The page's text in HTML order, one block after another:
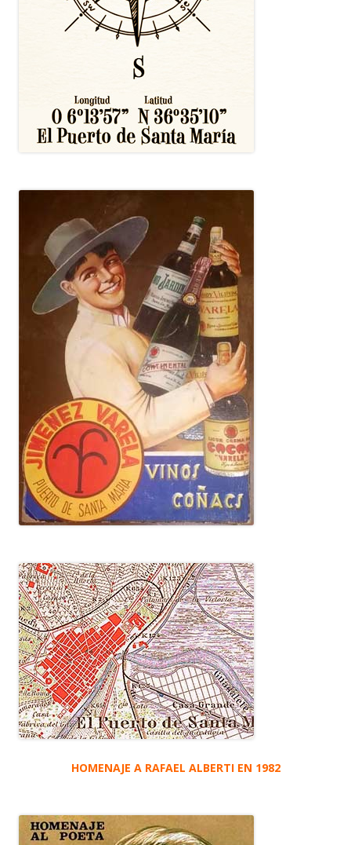
HOMENAJE A RAFAEL ALBERTI EN 1982